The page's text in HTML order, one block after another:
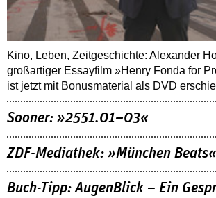
Kino, Leben, Zeitgeschichte: Alexander
großartiger Essayfilm »Henry Fonda for
ist jetzt mit Bonusmaterial als DVD
Sooner: »2551.01–03«
ZDF-Mediathek: »München Beats«
Buch-Tipp: AugenBlick – Ein